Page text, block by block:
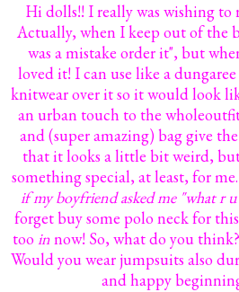
Hi dolls!! I really was wishing to
Actually, when I keep out of the
was a mistake order it", but
loved it! I can use like a
knitwear over it so it would look
an urban touch to the
and (super amazing) bag give
that it looks a little bit weird,
something special, at least, for
if my boyfriend asked me "what r u
forget buy some polo neck for
tooinnow! So, what do you
Would you wear jumpsuits also
and happy